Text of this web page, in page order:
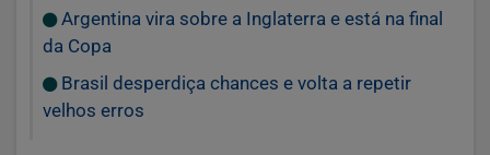
Argentina vira sobre a Inglaterra e está na final
da Copa
Brasil desperdiça chances e volta a repetir
velhos erros